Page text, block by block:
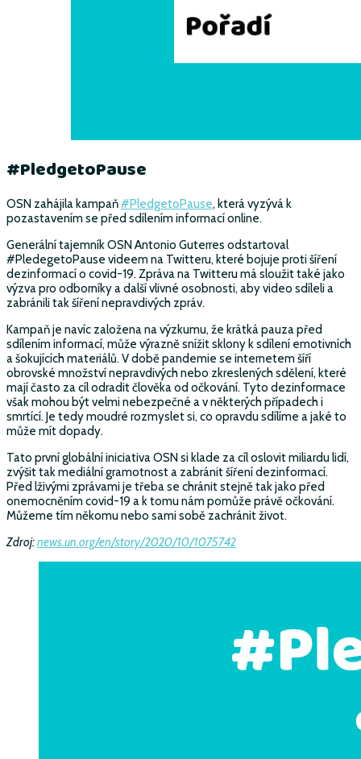
#PledgetoPause
OSN zahájila kampaň#PledgetoPause, která vyzývá k
pozastavením se před sdílením informací online.
Generální tajemník OSN Antonio Guterres odstartoval
#PledegetoPause videem na Twitteru, které bojuje proti šíření
dezinformací o covid-19. Zpráva na Twitteru má sloužit také jako
výzva pro odborníky a další vlivné osobnosti, aby video sdíleli a
zabránili tak šíření nepravdivých zpráv.
Kampaň je navíc založena na výzkumu, že krátká pauza před
sdílením informací, může výrazně snížit sklony k sdílení emotivních
a šokujících materiálů. V době pandemie se internetem šíří
obrovské množství nepravdivých nebo zkreslených sdělení, které
mají často za cíl odradit člověka od očkování. Tyto dezinformace
však mohou být velmi nebezpečné a v některých případech i
smrtící. Je tedy moudré rozmyslet si, co opravdu sdílíme a jaké to
může mít dopady.
Tato první globální iniciativa OSN si klade za cíl oslovit miliardu lidí,
zvýšit tak mediální gramotnost a zabránit šíření dezinformací.
Před lživými zprávami je třeba se chránit stejně tak jako před
onemocněním covid-19 a k tomu nám pomůže právě očkování.
Můžeme tím někomu nebo sami sobě zachránit život.
Zdroj:news.un.org/en/story/2020/10/1075742